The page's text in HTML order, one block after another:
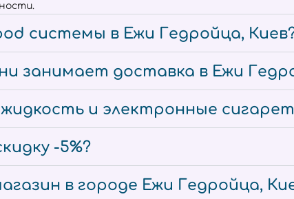
системы в Ежи Гедройца,
занимает доставка в Ежи
жидкость и электронные
-5%?
в городе Ежи Гедройца,